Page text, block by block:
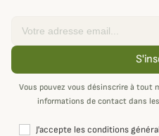
Vous pouvez vous désinscrire à tout
informations de contact dans
J'accepte les conditions